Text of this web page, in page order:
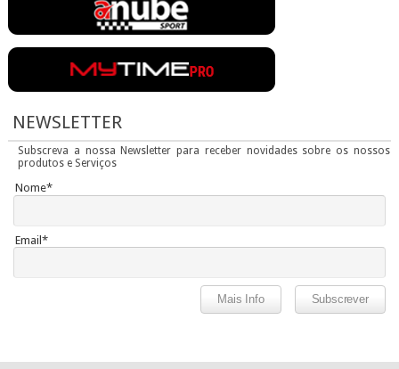
NEWSLETTER
Subscreva a nossa Newsletter para receber novidades sobre os nossos
produtos e Serviços
Nome*
Email*